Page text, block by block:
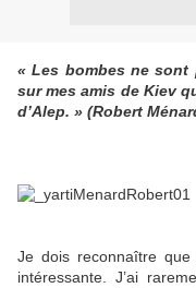
« Les bombes ne sont
sur mes amis de Kiev
d’Alep. » (Robert
Je dois reconnaître
intéressante. J’ai